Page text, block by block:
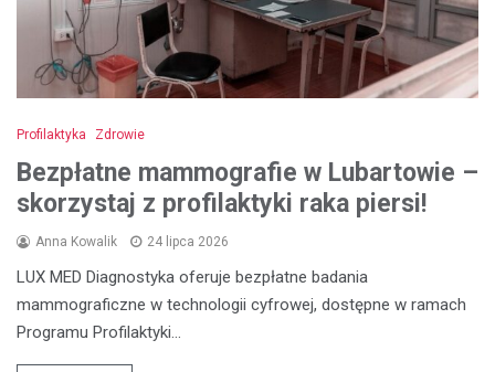
Profilaktyka Zdrowie
Bezpłatne mammografie w Lubartowie –
skorzystaj z profilaktyki raka piersi!
Anna Kowalik 24 lipca 2026
LUX MED Diagnostyka oferuje bezpłatne badania
mammograficzne w technologii cyfrowej, dostępne w ramach
Programu Profilaktyki…